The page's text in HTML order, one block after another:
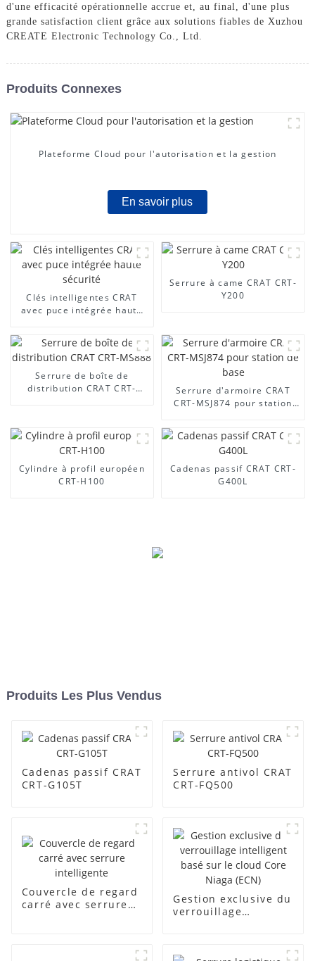
d'une efficacité opérationnelle accrue et, au final, d'une plus
grande satisfaction client grâce aux solutions fiables de Xuzhou
CREATE Electronic Technology Co., Ltd.
Produits Connexes
Plateforme Cloud pour l'autorisation et la gestion
En savoir plus
Clés intelligentes CRAT
avec puce intégrée haute
Serrure à came CRAT CRT-
Y200
Serrure de boîte de
distribution CRAT CRT-
Serrure d'armoire CRAT
CRT-MSJ874 pour station
Cylindre à profil européen
CRT-H100
Cadenas passif CRAT CRT-
G400L
Produits Les Plus Vendus
Cadenas passif CRAT
CRT-G105T
Serrure antivol CRAT
CRT-FQ500
Couvercle de regard
carré avec serrure
Gestion exclusive du
verrouillage